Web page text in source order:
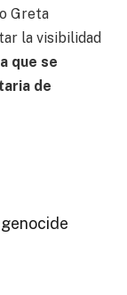
Greta
la visibilidad
que se
de